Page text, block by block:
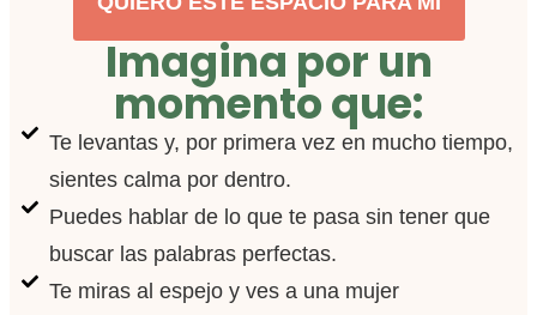
Imagina por un
momento que:
Te levantas y, por primera vez en mucho tiempo,
sientes calma por dentro.
Puedes hablar de lo que te pasa sin tener que
buscar las palabras perfectas.
Te miras al espejo y ves a una mujer